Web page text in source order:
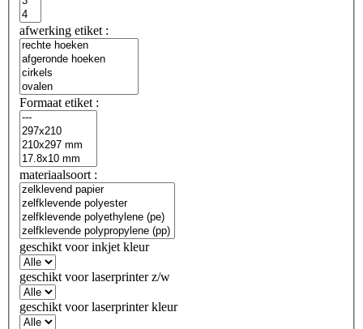
afwerking etiket :
Formaat etiket :
materiaalsoort :
geschikt voor inkjet kleur
geschikt voor laserprinter z/w
geschikt voor laserprinter kleur